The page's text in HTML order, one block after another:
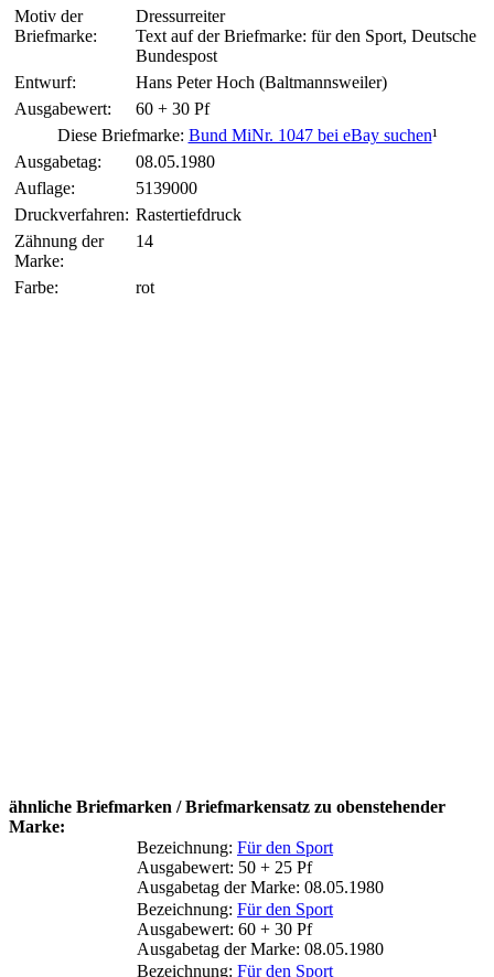
Motiv der
Briefmarke:
Dressurreiter
Text auf der Briefmarke: für den Sport, Deutsche
Bundespost
Entwurf:
Hans Peter Hoch (Baltmannsweiler)
Ausgabewert:
60 + 30 Pf
Diese Briefmarke: Bund MiNr. 1047 bei eBay suchen¹
Ausgabetag:
08.05.1980
Auflage:
5139000
Druckverfahren: Rastertiefdruck
Zähnung der
Marke:
14
Farbe: rot
ähnliche Briefmarken / Briefmarkensatz zu obenstehender
Marke:
Bezeichnung: Für den Sport
Ausgabewert: 50 + 25 Pf
Ausgabetag der Marke: 08.05.1980
Bezeichnung: Für den Sport
Ausgabewert: 60 + 30 Pf
Ausgabetag der Marke: 08.05.1980
Bezeichnung: Für den Sport